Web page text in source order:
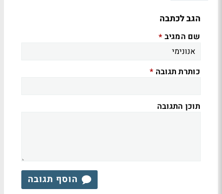
הגב לכתבה
שם המגיב *
כותרת תגובה *
תוכן התגובה
הוסף תגובה